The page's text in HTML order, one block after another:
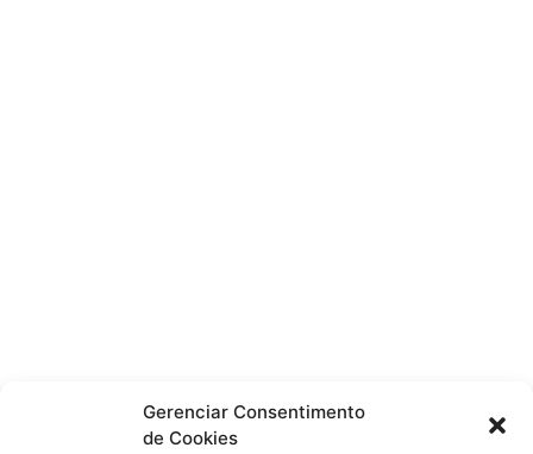
Gerenciar Consentimento
de Cookies